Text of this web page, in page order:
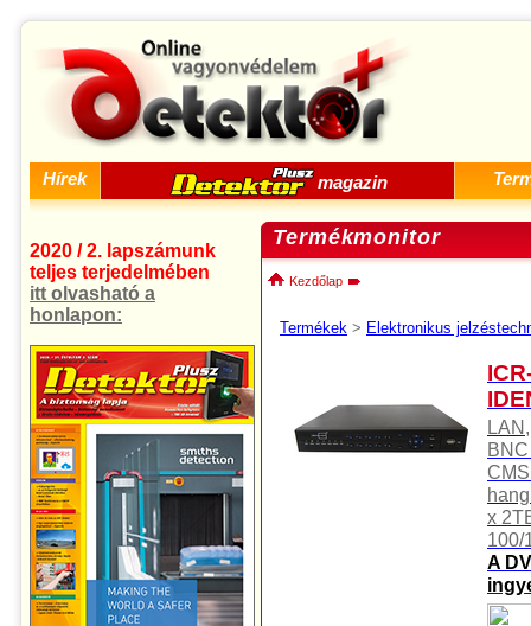
Hírek magazin
2020 / 2. lapszámunk
teljes terjedelmében
itt olvasható a
honlapon:
Termékmonitor
Kezdőlap
Termékek > Elektronikus
x
100/
A